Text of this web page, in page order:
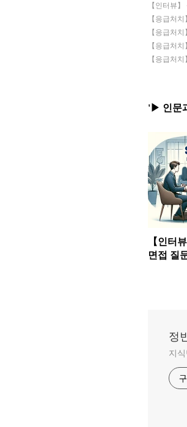
【인터뷰
【응급처
【응급처
【응급처
【응급처
'▶ 인문
【인터
면접 질
정
지